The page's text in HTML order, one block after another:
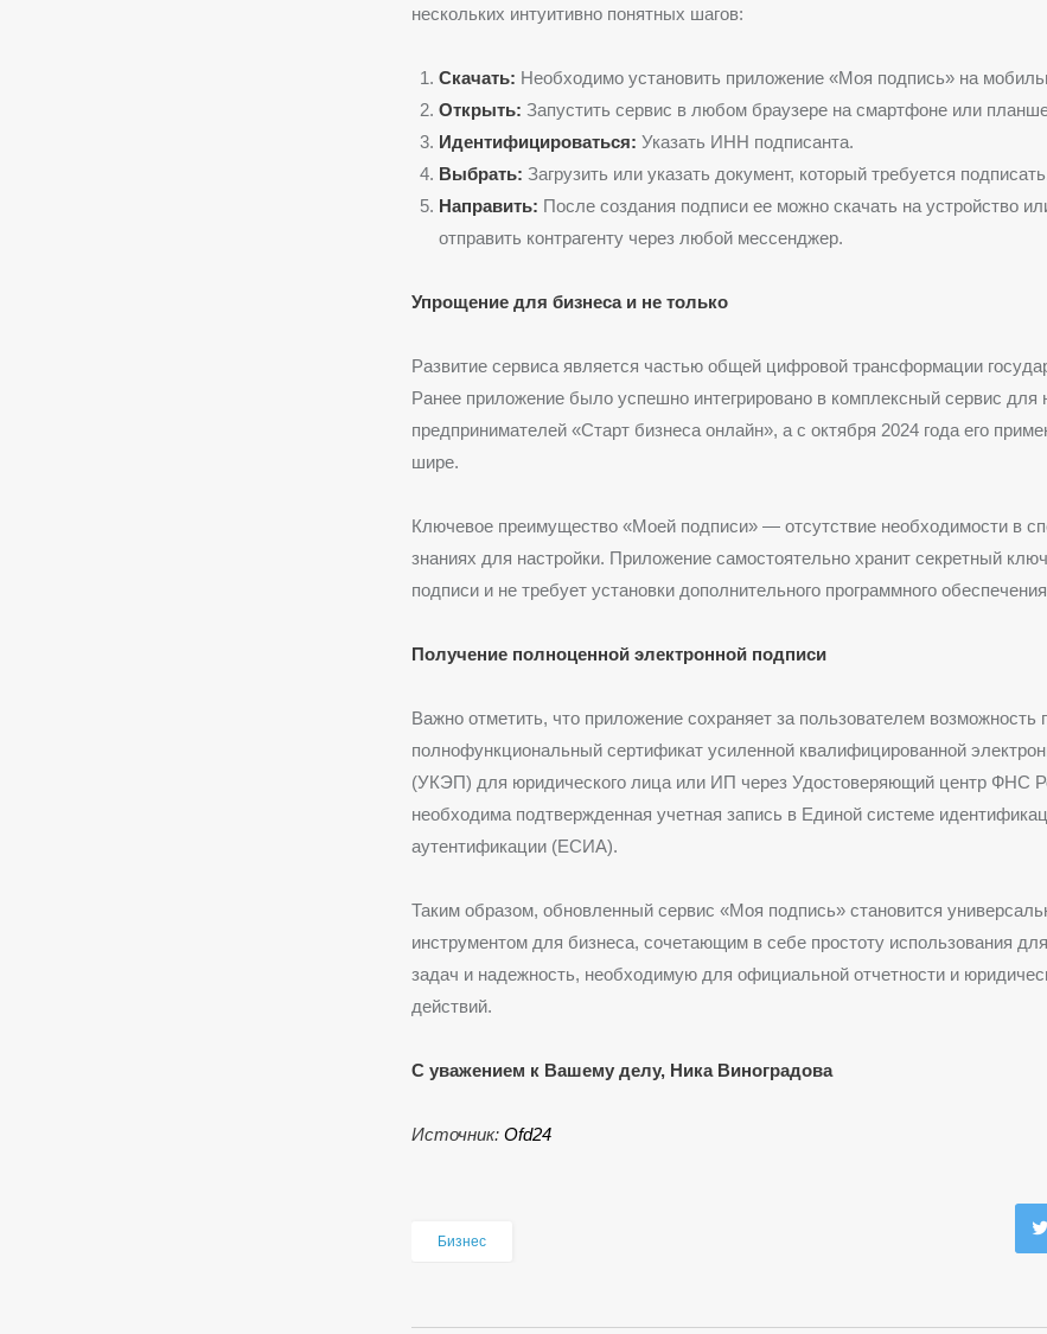
нескольких интуитивно понятных шагов:
Скачать: Необходимо установить приложение «Моя подпись» на
Открыть: Запустить сервис в любом браузере на смартфоне или
Идентифицироваться: Указать ИНН подписанта.
Выбрать: Загрузить или указать документ, который требуется
Направить: После создания подписи ее можно скачать на устройство
отправить контрагенту через любой мессенджер.
Упрощение для бизнеса и не только
Развитие сервиса является частью общей цифровой трансформации
Ранее приложение было успешно интегрировано в комплексный сервис для
предпринимателей «Старт бизнеса онлайн», а с октября 2024 года его
шире.
Ключевое преимущество «Моей подписи» — отсутствие необходимости в
знаниях для настройки. Приложение самостоятельно хранит секретный
подписи и не требует установки дополнительного программного
Получение полноценной электронной подписи
Важно отметить, что приложение сохраняет за пользователем возможность
полнофункциональный сертификат усиленной квалифицированной
(УКЭП) для юридического лица или ИП через Удостоверяющий центр ФНС
необходима подтвержденная учетная запись в Единой системе
аутентификации (ЕСИА).
Таким образом, обновленный сервис «Моя подпись» становится
инструментом для бизнеса, сочетающим в себе простоту использования
задач и надежность, необходимую для официальной отчетности и
действий.
С уважением к Вашему делу, Ника Виноградова
Источник: Оfd24
Бизнес